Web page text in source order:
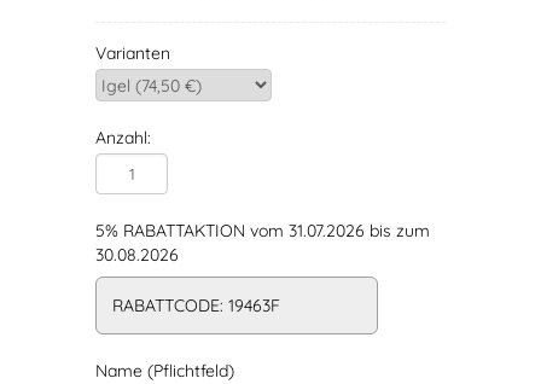
Varianten
Anzahl:
5% RABATTAKTION vom 31.07.2026 bis zum
30.08.2026
RABATTCODE: 19463F
Name (Pflichtfeld)